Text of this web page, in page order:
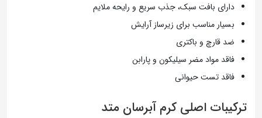
دارای بافت سبک، جذب سریع و رایحه ملایم
بسیار مناسب برای زیرساز آرایش
ضد قارچ و باکتری
فاقد مواد مضر سیلیکون و پارابن
فاقد تست حیوانی
ترکیبات اصلی کرم آبرسان متد